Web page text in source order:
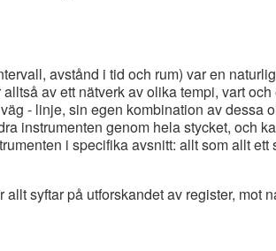
avstånd i tid och rum) var en
alltså av ett nätverk av olika tempi, vart
- linje, sin egen kombination av dessa
instrumenten genom hela stycket, och
i specifika avsnitt: allt som allt ett
syftar på utforskandet av register, mot